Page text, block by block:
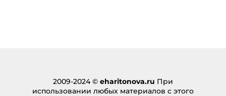
Khủng bố:
2009-2024 © eharitonova.ru При
использовании любых материалов с этого